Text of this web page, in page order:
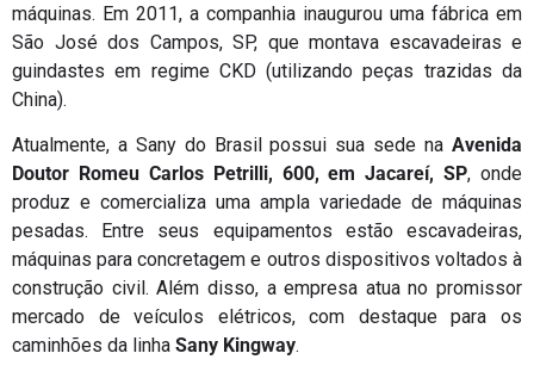
máquinas. Em 2011, a companhia inaugurou uma fábrica em
São José dos Campos, SP, que montava escavadeiras e
guindastes em regime CKD (utilizando peças trazidas da
China).
Atualmente, a Sany do Brasil possui sua sede na Avenida
Doutor Romeu Carlos Petrilli, 600, em Jacareí, SP, onde
produz e comercializa uma ampla variedade de máquinas
pesadas. Entre seus equipamentos estão escavadeiras,
máquinas para concretagem e outros dispositivos voltados à
construção civil. Além disso, a empresa atua no promissor
mercado de veículos elétricos, com destaque para os
caminhões da linha Sany Kingway.